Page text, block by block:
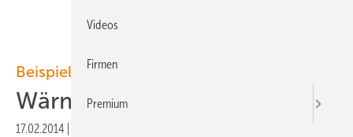
Beispiel
Wärmepumpe lohnt sich
17.02.2014
Videos
Firmen
Premium